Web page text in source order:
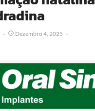
Dezembro 4, 2025